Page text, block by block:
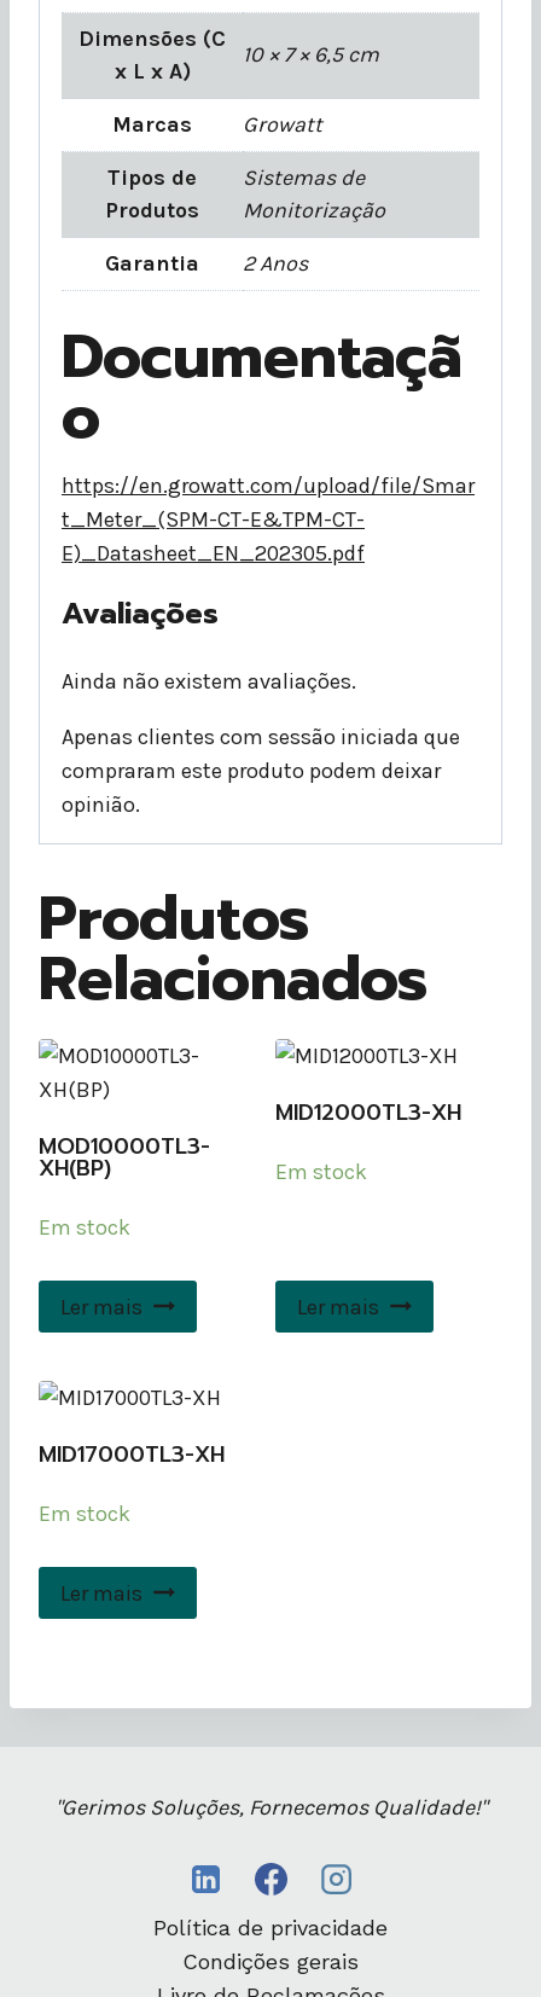
Dimensões (C
x L x A)
10 × 7 × 6,5 cm
Marcas
Growatt
Tipos de
Produtos
Sistemas de
Monitorização
Garantia
2 Anos
Documentaçã
o
https://en.growatt.com/upload/file/Smar
t_Meter_(SPM-CT-E&TPM-CT-
E)_Datasheet_EN_202305.pdf
Avaliações
Ainda não existem avaliações.
Apenas clientes com sessão iniciada que
compraram este produto podem deixar
opinião.
Produtos
Relacionados
MOD10000TL3-
XH(BP)
Em stock
Ler mais
MID12000TL3-XH
Em stock
Ler mais
MID17000TL3-XH
Em stock
Ler mais
"Gerimos Soluções, Fornecemos Qualidade!"
Política de privacidade
Condições gerais